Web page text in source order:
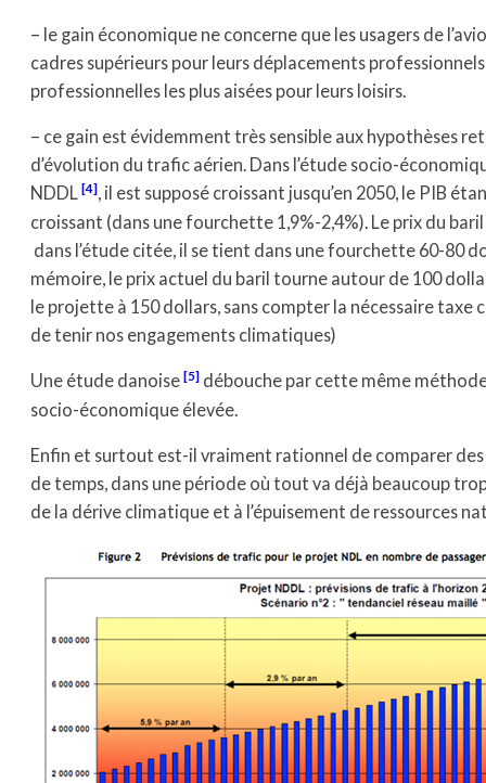
– le gain économique ne concerne que les usagers de
cadres supérieurs pour leurs déplacements
professionnelles les plus aisées pour leurs loisirs.
– ce gain est évidemment très sensible aux hypothèses
d’évolution du trafic aérien. Dans l’étude socio-
NDDL [4] , il est supposé croissant jusqu’en 2050, le PIB
croissant (dans une fourchette 1,9%-2,4%). Le prix du
dans l’étude citée, il se tient dans une fourchette 60-80
mémoire, le prix actuel du baril tourne autour de 100
le projette à 150 dollars, sans compter la nécessaire
de tenir nos engagements climatiques)
Une étude danoise [5] débouche par cette même
socio-économique élevée.
Enfin et surtout est-il vraiment rationnel de comparer
de temps, dans une période où tout va déjà beaucoup
de la dérive climatique et à l’épuisement de ressources